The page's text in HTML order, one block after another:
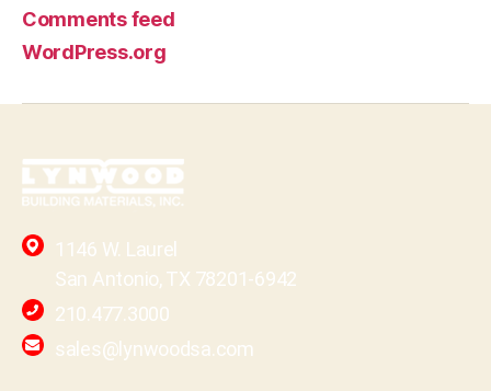
Comments feed
WordPress.org
1146 W. Laurel
San Antonio, TX 78201-6942
210.477.3000
sales@lynwoodsa.com